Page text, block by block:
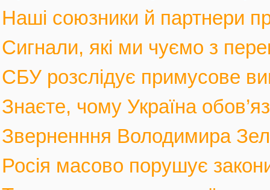
Наші союзники й партнери
Сигнали, які ми чуємо з
СБУ розслідує примусове
Знаєте, чому Україна
Зверненння Володимира
Росія масово порушує